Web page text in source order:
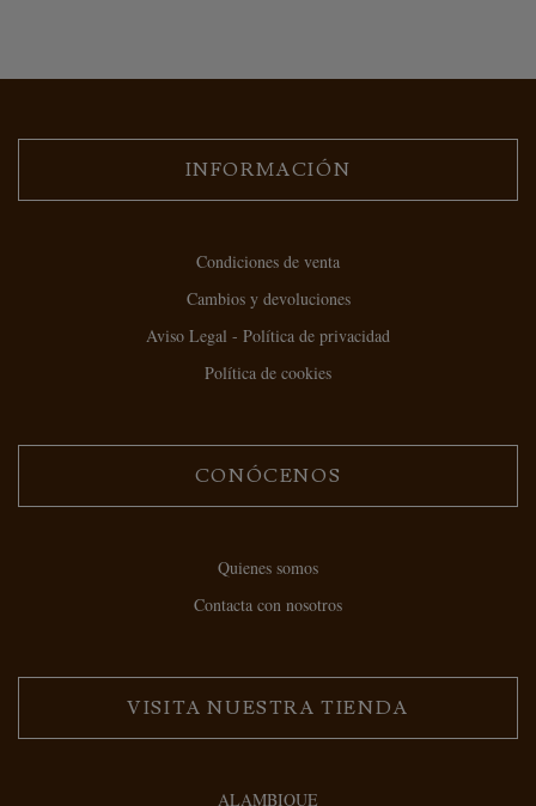
INFORMACIÓN
Condiciones de venta
Cambios y devoluciones
Aviso Legal - Política de privacidad
Política de cookies
CONÓCENOS
Quienes somos
Contacta con nosotros
VISITA NUESTRA TIENDA
ALAMBIQUE